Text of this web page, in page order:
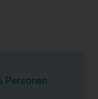
Personen